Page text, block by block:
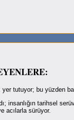
tutuyor; bu yüzden
tarihsel
acılarla sürüyor.